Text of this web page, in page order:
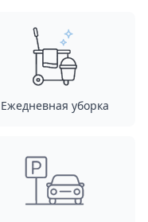
Ежедневная уборка